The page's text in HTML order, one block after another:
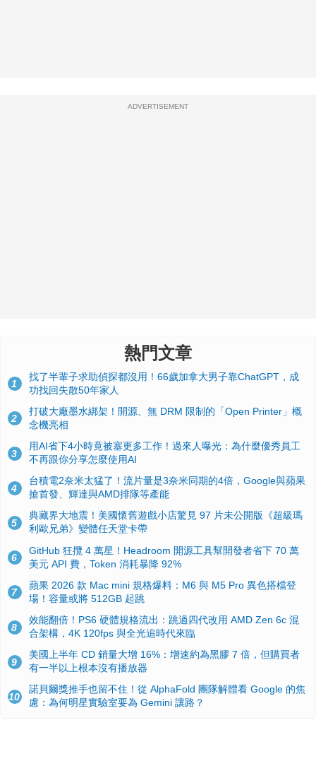
ADVERTISEMENT
熱門文章
1
找了半輩子求助偵探都沒用！66歲加拿大男子靠ChatGPT，成
功找回失散50年家人
2
打破大廠墨水綁架！開源、無 DRM 限制的「Open Printer」概
念機亮相
3
用AI省下4小時竟被塞更多工作！過來人曝光：為什麼優秀員工
不再跟你分享怎麼使用AI
4
台積電2奈米太猛了！流片量是3奈米同期的4倍，Google與蘋果
搶首發、輝達與AMD排隊等產能
5
典藏界大地震！美國懷舊遊戲小店驚見 97 片未公開版《超級瑪
利歐兄弟》變體任天堂卡帶
6
GitHub 狂攬 4 萬星！Headroom 開源工具幫開發者省下 70 萬
美元 API 費，Token 消耗暴降 92%
7
蘋果 2026 款 Mac mini 規格爆料：M6 與 M5 Pro 異色搭檔登
場！容量或將 512GB 起跳
8
效能翻倍！PS6 硬體規格流出：跳過四代改用 AMD Zen 6c 混
合架構，4K 120fps 與全光追時代來臨
9
美國上半年 CD 銷量大增 16%：增速約為黑膠 7 倍，但購買者
有一半以上根本沒有播放器
10
諾貝爾獎推手也留不住！從 AlphaFold 團隊解體看 Google 的焦
慮：為何明星實驗室要為 Gemini 讓路？